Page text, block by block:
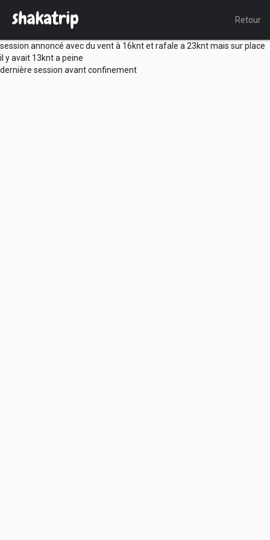
Retour
session annoncé avec du vent à 16knt et rafale a 23knt mais sur place
il y avait 13knt a peine
dernière session avant confinement